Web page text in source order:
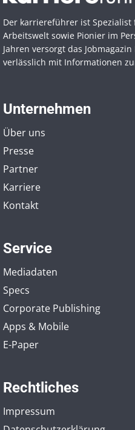
Der karriereführer ist
Arbeitswelt sowie Pionier im
Jahren versorgt das
verlässlich mit Informationen
Unternehmen
Über uns
Presse
Partner
Karriere
Kontakt
Service
Mediadaten
Specs
Corporate Publishing
Apps & Mobile
E-Paper
Rechtliches
Impressum